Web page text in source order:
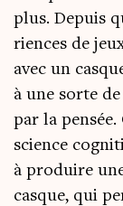
plus. Depuis
riences de
avec un
à une sorte de
par la pen­sée.
science
à pro­duire
casque, qui